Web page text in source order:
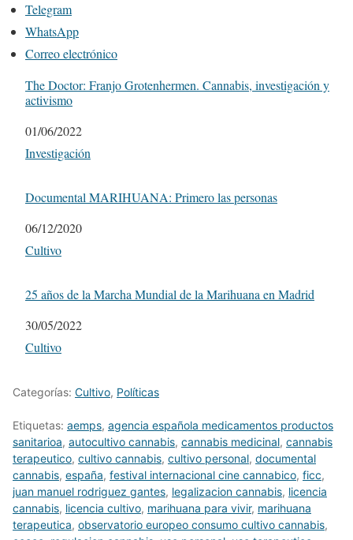
Telegram
WhatsApp
Correo electrónico
The Doctor: Franjo Grotenhermen. Cannabis, investigación y
activismo
Fecha
01/06/2022
Respecto a
Investigación
Documental MARIHUANA: Primero las personas
Fecha
06/12/2020
Respecto a
Cultivo
25 años de la Marcha Mundial de la Marihuana en Madrid
Fecha
30/05/2022
Respecto a
Cultivo
Categorías: Cultivo, Políticas
Etiquetas: aemps, agencia española medicamentos productos
sanitarioa, autocultivo cannabis, cannabis medicinal, cannabis
terapeutico, cultivo cannabis, cultivo personal, documental
cannabis, españa, festival internacional cine cannabico, ficc,
juan manuel rodriguez gantes, legalizacion cannabis, licencia
cannabis, licencia cultivo, marihuana para vivir, marihuana
terapeutica, observatorio europeo consumo cultivo cannabis,